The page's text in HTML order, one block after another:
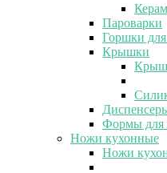
Пароварки
Горшки для
Крышки
Формы для
Ножи кухонные
Ножи